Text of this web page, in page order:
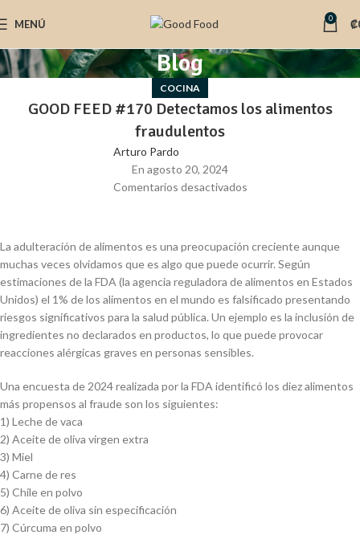
MENÚ 0 ₡
Blog
COCINA
GOOD FEED #170 Detectamos los alimentos
fraudulentos
Arturo Pardo
En agosto 20, 2024
Comentarios desactivados
La adulteración de alimentos es una preocupación creciente aunque
muchas veces olvidamos que es algo que puede ocurrir. Según
estimaciones de la FDA (la agencia reguladora de alimentos en Estados
Unidos) el 1% de los alimentos en el mundo es falsificado presentando
riesgos significativos para la salud pública. Un ejemplo es la inclusión de
ingredientes no declarados en productos, lo que puede provocar
reacciones alérgicas graves en personas sensibles.
Una encuesta de 2024 realizada por la FDA identificó los diez alimentos
más propensos al fraude son los siguientes:
1) Leche de vaca
2) Aceite de oliva virgen extra
3) Miel
4) Carne de res
5) Chile en polvo
6) Aceite de oliva sin especificación
7) Cúrcuma en polvo